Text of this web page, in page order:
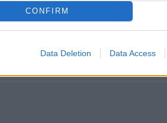
CONFIRM
Data Deletion Data Access
News